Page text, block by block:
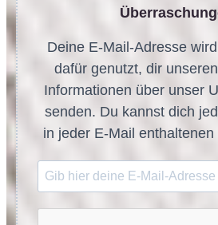
Deine E-Mail-Adresse
dafür genutzt, dir
Informationen über unser
senden. Du kannst dich
in jeder E-Mail